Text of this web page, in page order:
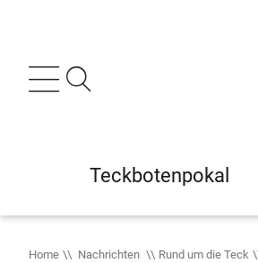
Teckbotenpokal
Home Nachrichten Rund um die Teck